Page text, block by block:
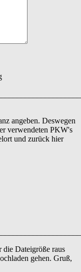
angeben. Deswegen
verwendeten PKW's
und zurück hier
Dateigröße raus
gehen. Gruß,